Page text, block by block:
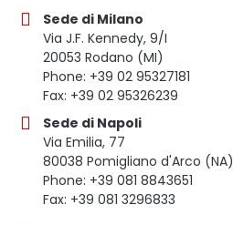
Sede di Milano
Via J.F. Kennedy, 9/I
20053 Rodano (MI)
Phone: +39 02 95327181
Fax: +39 02 95326239
Sede di Napoli
Via Emilia, 77
80038 Pomigliano d'Arco (NA)
Phone: +39 081 8843651
Fax: +39 081 3296833